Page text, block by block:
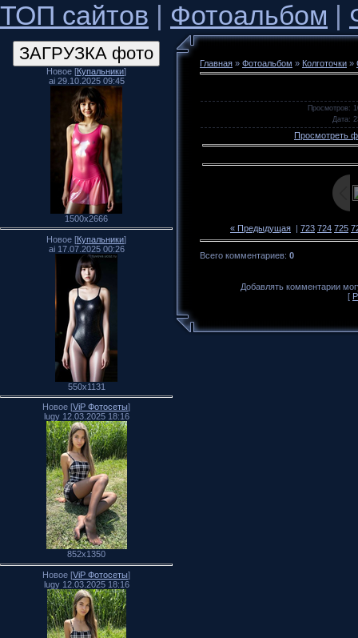
ТОП сайтов | Фотоальбом |
Новое [Купальники]
ai 29.10.2025 09:45
1500x2666
Новое [Купальники]
ai 17.07.2025 00:26
550x1131
Новое [ViP Фотосеты]
lugy 12.03.2025 18:16
852x1350
Новое [ViP Фотосеты]
lugy 12.03.2025 18:16
Главная » Фотоальбом » Колготочки »
Просмотров:
Дата:
Просмотреть
« Предыдущая | 723 724 725
Всего комментариев: 0
Добавлять комментарии
[